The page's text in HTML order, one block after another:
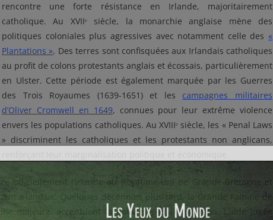
rencontre une forte résistance en Irlande, majoritairement
catholique. Au XVIIᵉ siècle, la monarchie anglaise mène des
politiques coloniales plus agressives avec notamment celle des «
Plantations ». Des terres sont confisquées aux Irlandais catholiques
au profit de colons protestants anglais et écossais, particulièrement
en Ulster. Cette période est également marquée par les Guerres
des Trois Royaumes (1639-1651) et les campagnes militaires
d’Oliver Cromwell en 1649, connues pour leur extrême violence
envers les populations catholiques. Au XVIIIᵉ siècle, les « Penal Laws
» discriminent les catholiques et les protestants non anglicans,
officiellement l’Irlande au Royaume-Uni de Grande-Bretagne et
irlandais. Quelques décennies plus tard, la Grande Famine de
majeure, accentuant la pauvreté, et l’émigration. L’aide jugée